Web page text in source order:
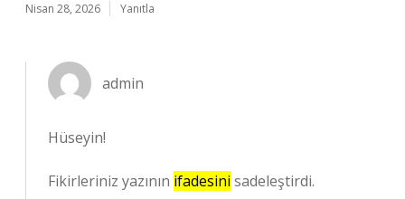
Nisan 28, 2026 Yanıtla
admin
Hüseyin!
Fikirleriniz yazının ifadesini sadeleştirdi.